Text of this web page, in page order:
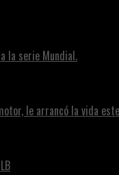
la serie Mundial.
le arrancó la vida